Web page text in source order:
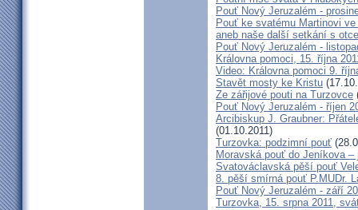
Pouť Nový Jeruzalém -
Pouť ke svatému Martinovi
aneb naše další setkání s
Pouť Nový Jeruzalém -
Královna pomoci, 15. října
Video: Královna pomoci 9.
Stavět mosty ke Kristu
Ze zářijové pouti na Turzovce
Pouť Nový Jeruzalém - říjen
Arcibiskup J. Graubner:
(01.10.2011)
Turzovka: podzimní pouť
Moravská pouť do Jeníkova
Svatováclavská pěší pouť
8. pěší smírná pouť P.MUDr.
Pouť Nový Jeruzalém - září
Turzovka, 15. srpna 2011,